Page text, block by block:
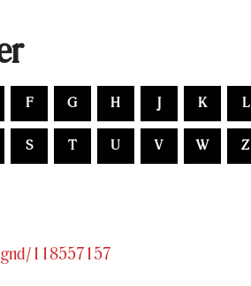
F G H K L
S T U V W Z
118557157